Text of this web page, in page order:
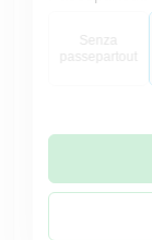
Senza
passepartout